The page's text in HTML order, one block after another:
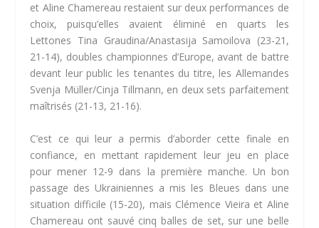
et Aline Chamereau restaient sur deux performances de
choix, puisqu’elles avaient éliminé en quarts les
Lettones Tina Graudina/Anastasija Samoilova (23-21,
21-14), doubles championnes d’Europe, avant de battre
devant leur public les tenantes du titre, les Allemandes
Svenja Müller/Cinja Tillmann, en deux sets parfaitement
maîtrisés (21-13, 21-16).
C’est ce qui leur a permis d’aborder cette finale en
confiance, en mettant rapidement leur jeu en place
pour mener 12-9 dans la première manche. Un bon
passage des Ukrainiennes a mis les Bleues dans une
situation difficile (15-20), mais Clémence Vieira et Aline
Chamereau ont sauvé cinq balles de set, sur une belle